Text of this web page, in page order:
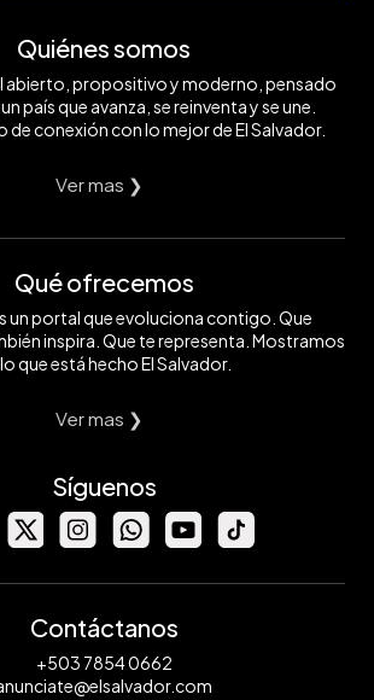
Quiénes somos
abierto, propositivo y moderno, pensado
país que avanza, se reinventa y se une.
de conexión con lo mejor de El Salvador.
Ver mas ❯
Qué ofrecemos
un portal que evoluciona contigo. Que
inspira. Que te representa. Mostramos
que está hecho El Salvador.
Ver mas ❯
Síguenos
Contáctanos
+503 7854 0662